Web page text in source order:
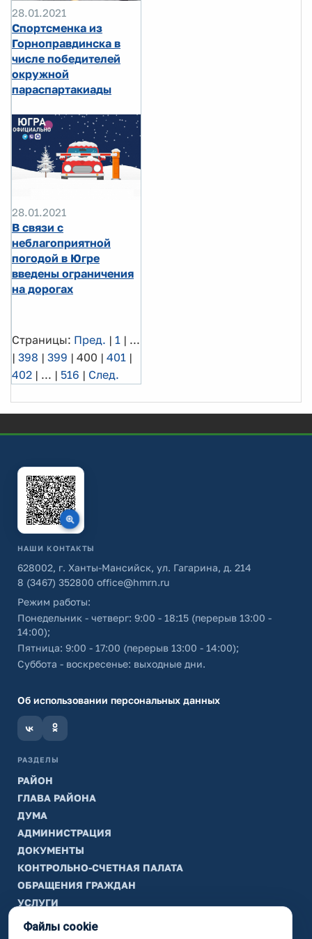
28.01.2021
Спортсменка из
Горноправдинска в
числе победителей
окружной
параспартакиады
28.01.2021
В связи с
неблагоприятной
погодой в Югре
введены ограничения
на дорогах
Страницы: Пред. | 1 | ...
| 398 | 399 | 400 | 401 |
402 | ... | 516 | След.
НАШИ КОНТАКТЫ
628002, г. Ханты-Мансийск, ул. Гагарина, д. 214
8 (3467) 352800 office@hmrn.ru
Режим работы:
Понедельник - четверг: 9:00 - 18:15 (перерыв 13:00 -
14:00);
Пятница: 9:00 - 17:00 (перерыв 13:00 - 14:00);
Суббота - воскресенье: выходные дни.
Об использовании персональных данных
РАЗДЕЛЫ
РАЙОН
ГЛАВА РАЙОНА
ДУМА
АДМИНИСТРАЦИЯ
ДОКУМЕНТЫ
КОНТРОЛЬНО-СЧЕТНАЯ ПАЛАТА
ОБРАЩЕНИЯ ГРАЖДАН
УСЛУГИ
ТИК
Файлы cookie